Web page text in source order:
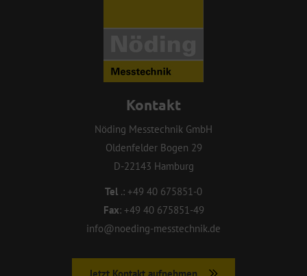
Kontakt
Nöding Messtechnik GmbH
Oldenfelder Bogen 29
D-22143 Hamburg
Tel .: +49 40 675851-0
Fax: +49 40 675851-49
info@noeding-messtechnik.de